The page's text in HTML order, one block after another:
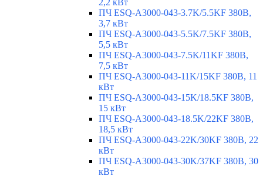
2,2 кВт
ПЧ ESQ-A3000-043-3.7K/5.5KF 380В,
3,7 кВт
ПЧ ESQ-A3000-043-5.5K/7.5KF 380В,
5,5 кВт
ПЧ ESQ-A3000-043-7.5K/11KF 380В,
7,5 кВт
ПЧ ESQ-A3000-043-11K/15KF 380В, 11
кВт
ПЧ ESQ-A3000-043-15K/18.5KF 380В,
15 кВт
ПЧ ESQ-A3000-043-18.5K/22KF 380В,
18,5 кВт
ПЧ ESQ-A3000-043-22K/30KF 380В, 22
кВт
ПЧ ESQ-A3000-043-30K/37KF 380В, 30
кВт